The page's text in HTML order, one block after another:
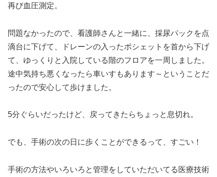
再び血圧測定。
問題なかったので、看護師さんと一緒に、採尿パックを点
滴台に下げて、ドレーンの入ったポシェットを首から下げ
て、ゆっくりと入院している階のフロアを一周しました。
途中気持ち悪くなったら車いすもあります～ということだ
ったので安心して歩けました。
5分ぐらいだったけど、戻ってきたらちょっと息切れ。
でも、手術の次の日に歩くことができるって、すごい！
手術の方法やいろいろと管理をしていただいてる医療技術